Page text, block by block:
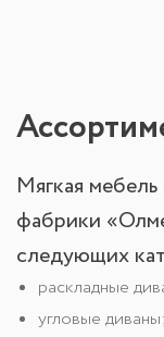
Мягкая
фабрики
следующих
раскладные
угловые диваны;